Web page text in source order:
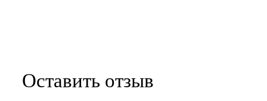
Оставить отзыв